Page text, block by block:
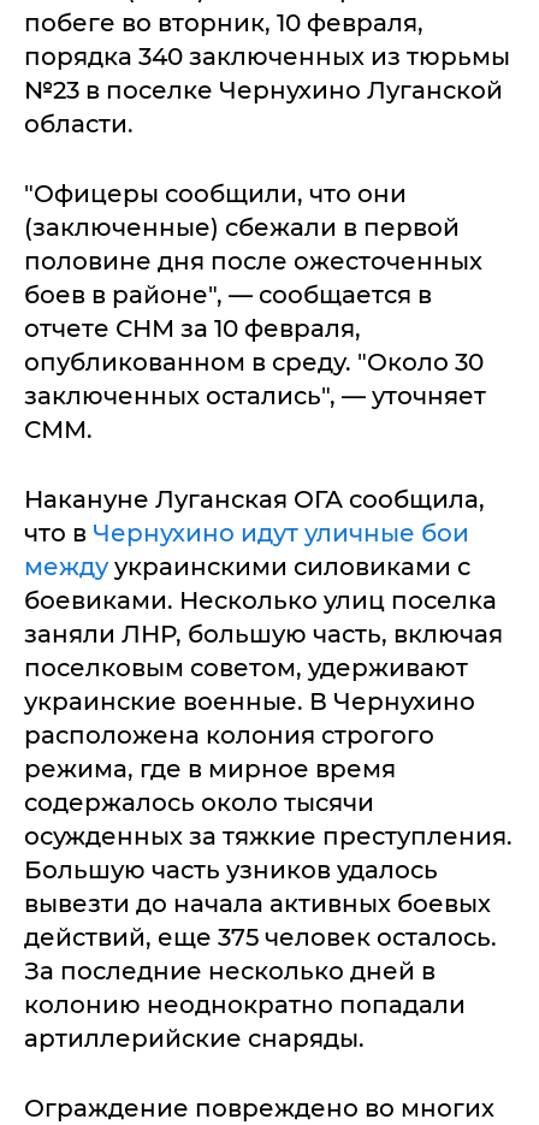
побеге во вторник, 10 февраля,
порядка 340 заключенных из тюрьмы
№23 в поселке Чернухино Луганской
области.
"Офицеры сообщили, что они
(заключенные) сбежали в первой
половине дня после ожесточенных
боев в районе", — сообщается в
отчете СНМ за 10 февраля,
опубликованном в среду. "Около 30
заключенных остались", — уточняет
СММ.
Накануне Луганская ОГА сообщила,
что в Чернухино идут уличные бои
междуукраинскими силовиками с
боевиками. Несколько улиц поселка
заняли ЛНР, большую часть, включая
поселковым советом, удерживают
украинские военные. В Чернухино
расположена колония строгого
режима, где в мирное время
содержалось около тысячи
осужденных за тяжкие преступления.
Большую часть узников удалось
вывезти до начала активных боевых
действий, еще 375 человек осталось.
За последние несколько дней в
колонию неоднократно попадали
артиллерийские снаряды.
Ограждение повреждено во многих